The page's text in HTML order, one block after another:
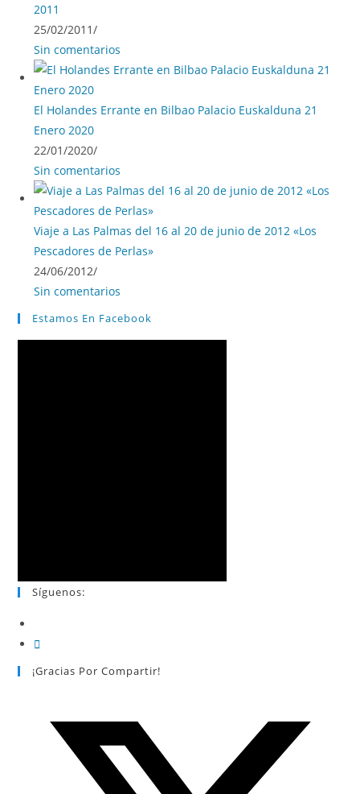
2011
25/02/2011/
Sin comentarios
El Holandes Errante en Bilbao Palacio Euskalduna 21
Enero 2020
22/01/2020/
Sin comentarios
Viaje a Las Palmas del 16 al 20 de junio de 2012 «Los
Pescadores de Perlas»
24/06/2012/
Sin comentarios
Estamos En Facebook
Síguenos:
¡Gracias Por Compartir!